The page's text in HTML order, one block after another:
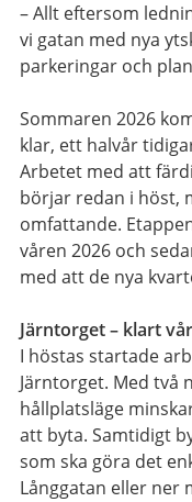
– Allt eftersom
vi gatan med nya
parkeringar och
Sommaren 2026
klar, ett halvår
Arbetet med att
börjar redan i höst,
omfattande.
våren 2026 och
med att de nya
Järntorget – klart
I höstas startade
Järntorget. Med två
hållplatsläge
att byta. Samtidigt
som ska göra det
Långgatan eller ner